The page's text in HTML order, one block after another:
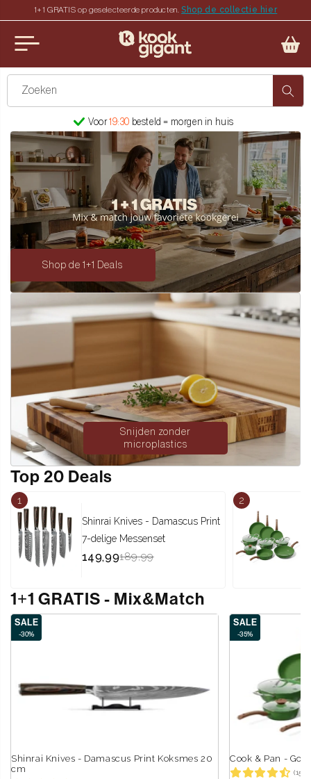
naar de
1+1 GRATIS op geselecteerde producten.Shop de collectie hier
Zoeken
Voor19:30 besteld = morgen in huis
Shop de 1+1 Deals
Snijden zonder
microplastics
Top 20 Deals
1
Shinrai Knives - Damascus Print
7-delige Messenset
149,99
€149,99
missing:
nl.products.product.regular_price
189,99
Translation
nl.products.product.sale_price
2
1+1 GRATIS - Mix& Match
SALE
-30%
Shinrai Knives - Damascus Print Koksmes 20
cm
SALE
-35%
Cook & Pan - Go
(15